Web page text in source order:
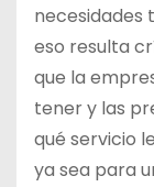
necesidades
eso resulta
que la
tener y las
qué servicio
ya sea para